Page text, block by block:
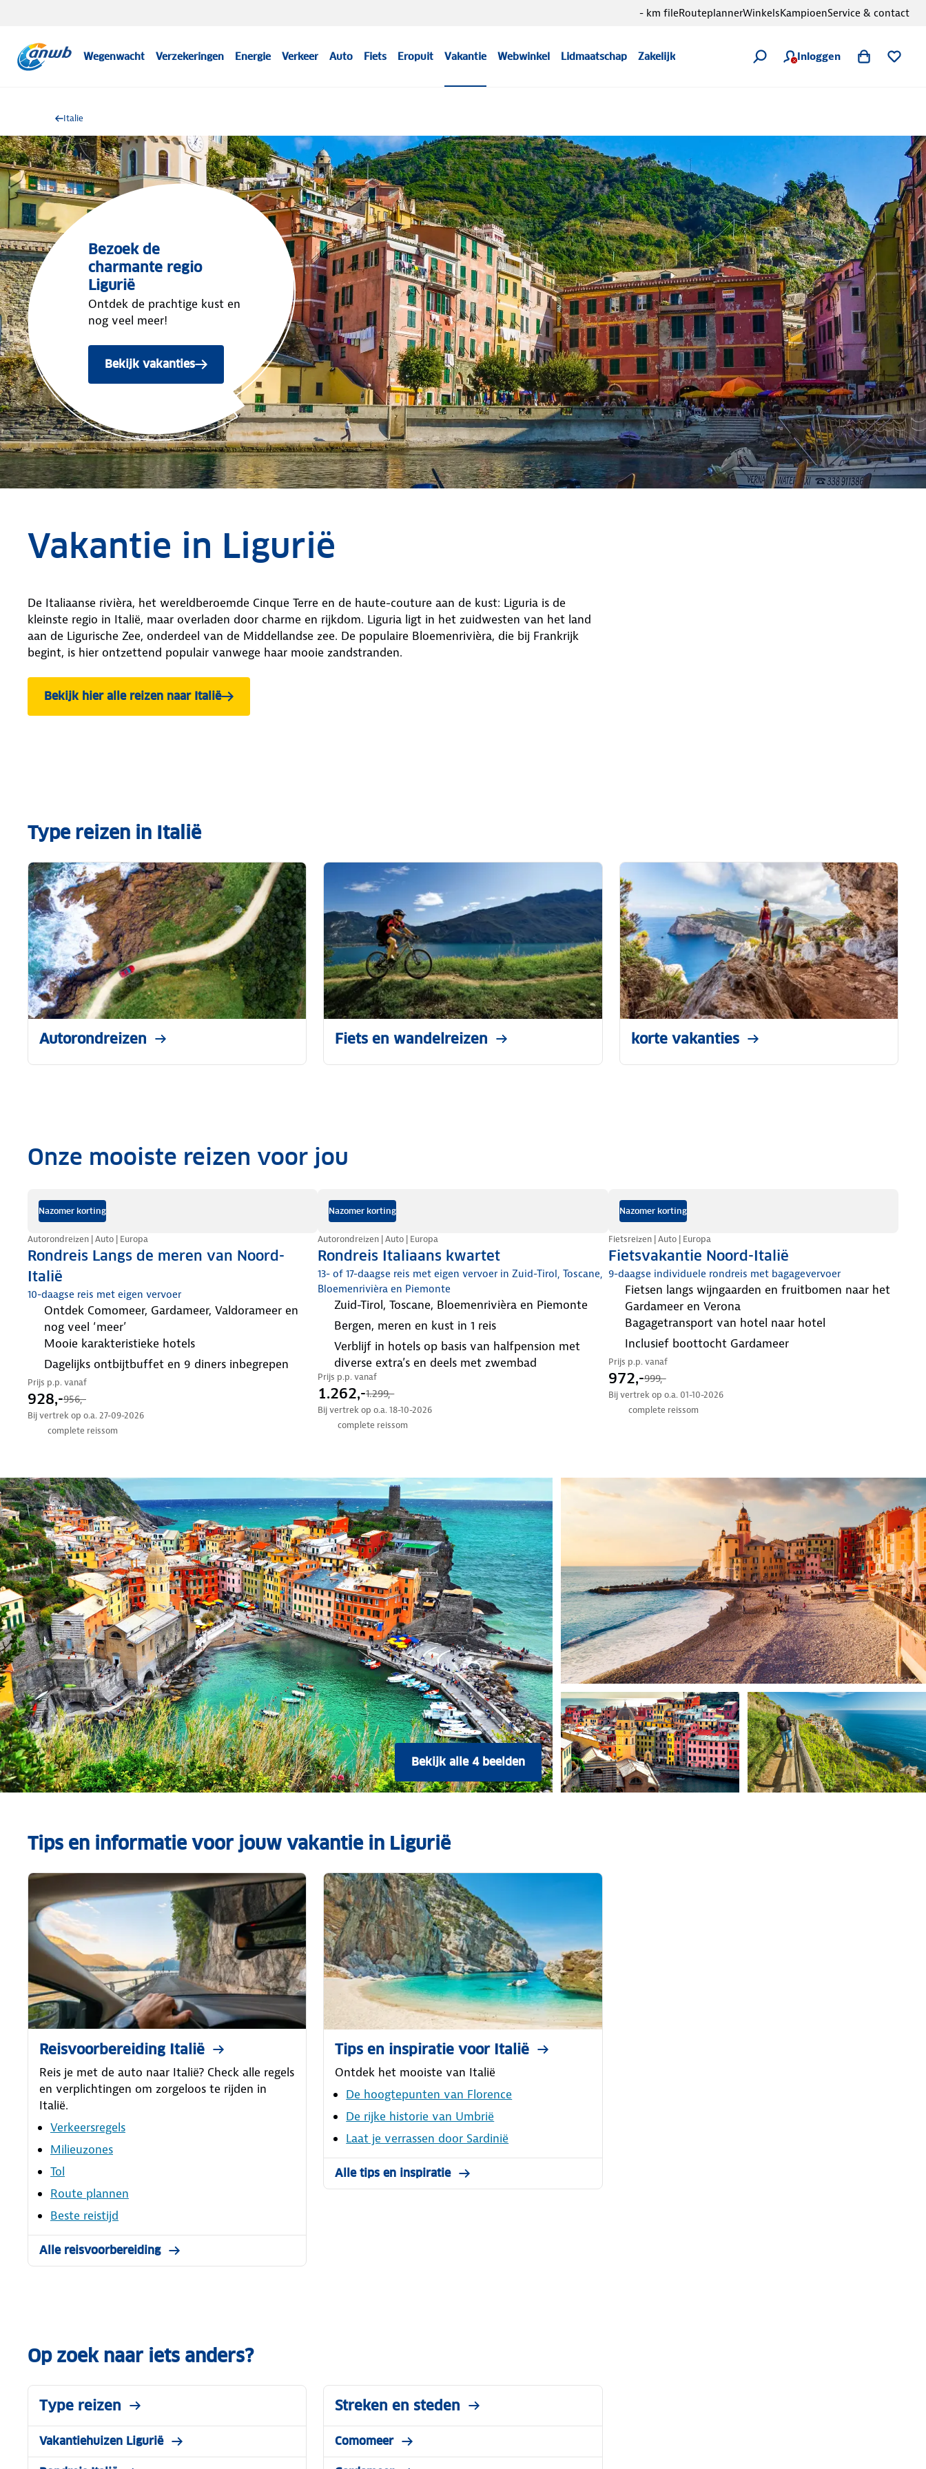
Wegenwacht Verzekeringen Energie Verkeer Auto Fiets Eropuit Vakantie Webwinkel Lidmaatschap Zakelijk Inloggen
- km fileRouteplannerWinkelsKampioenService & contact
Italie
Bezoek de
charmante regio
Ligurië
Ontdek de prachtige kust en
nog veel meer!
Bekijk vakanties
Vakantie in Ligurië
De Italiaanse rivièra, het wereldberoemde Cinque Terre en de haute-couture aan de kust: Liguria is de
kleinste regio in Italië, maar overladen door charme en rijkdom. Liguria ligt in het zuidwesten van het land
aan de Ligurische Zee, onderdeel van de Middellandse zee. De populaire Bloemenrivièra, die bij Frankrijk
begint, is hier ontzettend populair vanwege haar mooie zandstranden.
Bekijk hier alle reizen naar Italië
Type reizen in Italië
Autorondreizen Fiets en wandelreizen korte vakanties
.Onze mooiste reizen voor jou
Nazomer korting
Rondreis Langs de meren van Noord-
Italië
Autorondreizen | Auto | Europa
10-daagse reis met eigen vervoer
ontdek Comomeer, Gardameer, Valdorameer en
nog veel ‘meer’
mooie karakteristieke hotels
dagelijks ontbijtbuffet en 9 diners inbegrepen
Prijs p.p. vanaf
928,-956,-
Bij vertrek op o.a. 27-09-2026
complete reissom
Nazomer korting
Rondreis Italiaans kwartet
Autorondreizen | Auto | Europa
13- of 17-daagse reis met eigen vervoer in Zuid-Tirol, Toscane,
Bloemenrivièra en Piemonte
Zuid-Tirol, Toscane, Bloemenrivièra en Piemonte
bergen, meren en kust in 1 reis
verblijf in hotels op basis van halfpension met
diverse extra’s en deels met zwembad
Prijs p.p. vanaf
1.262,-1.299,-
Bij vertrek op o.a. 18-10-2026
complete reissom
Nazomer korting
Fietsvakantie Noord-Italië
Fietsreizen | Auto | Europa
9-daagse individuele rondreis met bagagevervoer
fietsen langs wijngaarden en fruitbomen naar het
Gardameer en Verona
bagagetransport van hotel naar hotel
inclusief boottocht Gardameer
Prijs p.p. vanaf
972,-999,-
Bij vertrek op o.a. 01-10-2026
complete reissom
Bekijk alle 4 beelden
Tips en informatie voor jouw vakantie in Ligurië
Reisvoorbereiding Italië
Reis je met de auto naar Italië? Check alle regels
en verplichtingen om zorgeloos te rijden in
Italië.
Verkeersregels
Milieuzones
Tol
Route plannen
Beste reistijd
Alle reisvoorbereiding
Tips en inspiratie voor Italië
Ontdek het mooiste van Italië
De hoogtepunten van Florence
De rijke historie van Umbrië
Laat je verrassen door Sardinië
Alle tips en inspiratie
Op zoek naar iets anders?
Type reizen
Vakantiehuizen Ligurië
Streken en steden
Comomeer